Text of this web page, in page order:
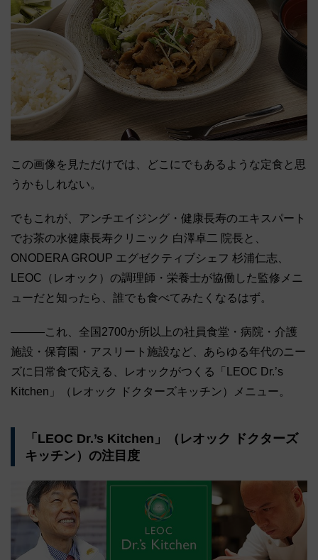
この画像を見ただけでは、どこにでもあるような定食と思
うかもしれない。
でもこれが、アンチエイジング・健康長寿のエキスパート
でお茶の水健康長寿クリニック 白澤卓二 院長と、
ONODERA GROUP エグゼクティブシェフ 杉浦仁志、
LEOC（レオック）の調理師・栄養士が協働した監修メニ
ューだと知ったら、誰でも食べてみたくなるはず。
―――これ、全国2700か所以上の社員食堂・病院・介護
施設・保育園・アスリート施設など、あらゆる年代のニー
ズに日常食で応える、レオックがつくる「LEOC Dr.’s
Kitchen」（レオック ドクターズキッチン）メニュー。
「LEOC Dr.’s Kitchen」（レオック ドクターズ
キッチン）の注目度